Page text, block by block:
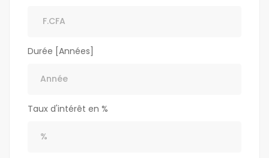
Durée [Années]
Taux d'intérêt en %